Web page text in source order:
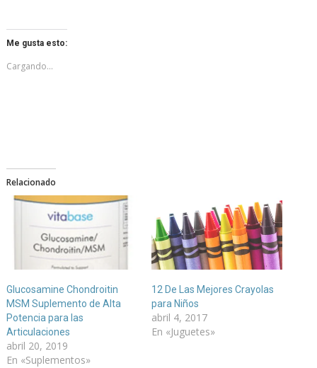
Me gusta esto:
Cargando...
Relacionado
Glucosamine Chondroitin
MSM Suplemento de Alta
Potencia para las
Articulaciones
abril 20, 2019
En «Suplementos»
12 De Las Mejores Crayolas
para Niños
abril 4, 2017
En «Juguetes»